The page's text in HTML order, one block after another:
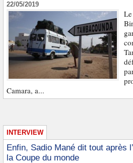
22/05/2019
Camara, a...
INTERVIEW
Enfin, Sadio Mané dit tout après
la Coupe du monde